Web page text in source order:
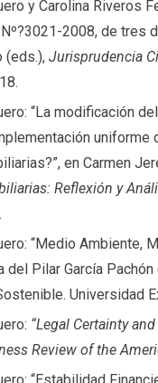
y Carolina Riveros
2008, de tres
(eds.),Jurisprudencia
“La modificación
uniforme
en Carmen
Reflexión y
“Medio Ambiente,
del Pilar García
Universidad
“Legal Certainty
Review of the